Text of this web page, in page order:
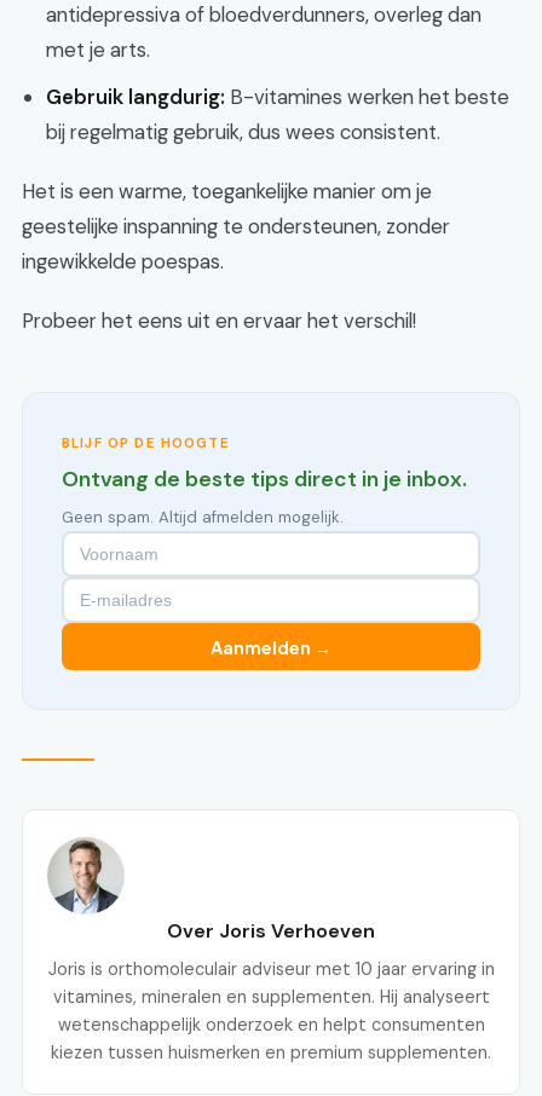
antidepressiva of bloedverdunners, overleg dan
met je arts.
Gebruik langdurig: B-vitamines werken het beste
bij regelmatig gebruik, dus wees consistent.
Het is een warme, toegankelijke manier om je
geestelijke inspanning te ondersteunen, zonder
ingewikkelde poespas.
Probeer het eens uit en ervaar het verschil!
BLIJF OP DE HOOGTE
Ontvang de beste tips direct in je inbox.
Geen spam. Altijd afmelden mogelijk.
Aanmelden →
Over Joris Verhoeven
Joris is orthomoleculair adviseur met 10 jaar ervaring in
vitamines, mineralen en supplementen. Hij analyseert
wetenschappelijk onderzoek en helpt consumenten
kiezen tussen huismerken en premium supplementen.